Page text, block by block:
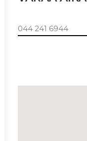
044 241 6944